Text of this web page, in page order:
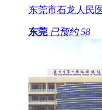
东莞市石龙人民
东莞 已预约 58